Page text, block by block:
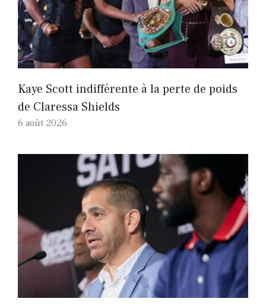
Kaye Scott indifférente à la perte de poids
de Claressa Shields
6 août 2026